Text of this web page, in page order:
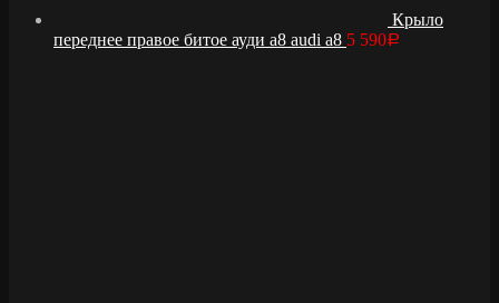
Крыло
переднее правое битое ауди а8 audi a8 5 590Р